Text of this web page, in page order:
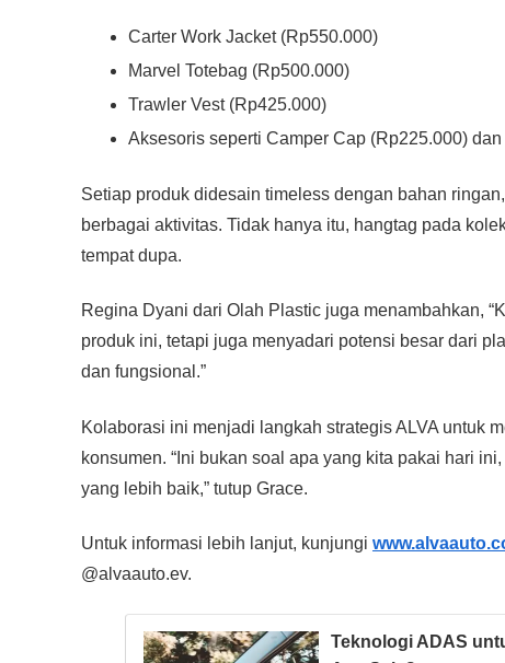
Carter Work Jacket (Rp550.000)
Marvel Totebag (Rp500.000)
Trawler Vest (Rp425.000)
Aksesoris seperti Camper Cap (Rp225.000)
Setiap produk didesain timeless dengan bahan
berbagai aktivitas. Tidak hanya itu, hangtag pada
tempat dupa.
Regina Dyani dari Olah Plastic juga menambahkan,
produk ini, tetapi juga menyadari potensi besar dari
dan fungsional.”
Kolaborasi ini menjadi langkah strategis ALVA untuk
konsumen. “Ini bukan soal apa yang kita pakai hari
yang lebih baik,” tutup Grace.
Untuk informasi lebih lanjut, kunjungi
@alvaauto.ev.
Teknologi ADAS